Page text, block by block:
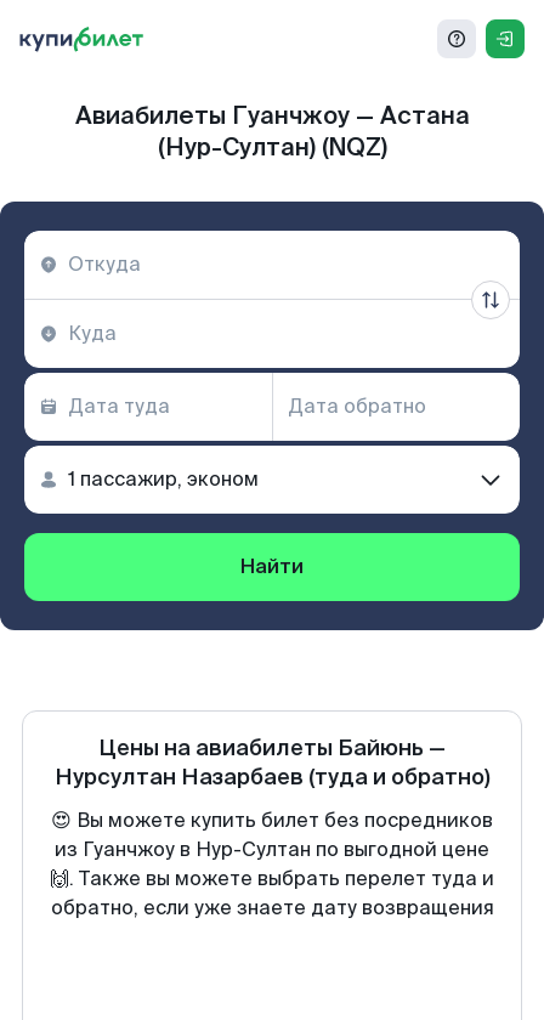
Авиабилеты Гуанчжоу — Астана
(Нур-Султан) (NQZ)
Найти
Цены на авиабилеты Байюнь —
Нурсултан Назарбаев (туда и обратно)
😍 Вы можете купить билет без посредников
из Гуанчжоу в Нур-Султан по выгодной цене
🙌. Также вы можете выбрать перелет туда и
обратно, если уже знаете дату возвращения